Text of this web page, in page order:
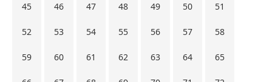
45 46 47 48 49 50 51
52 53 54 55 56 57 58
59 60 61 62 63 64 65